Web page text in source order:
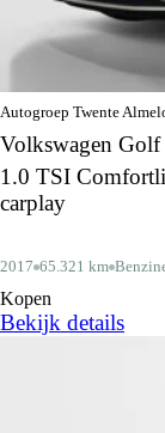
Autogroep Twente
Volkswagen Golf
1.0 TSI
carplay
2017 65.321 km
Kopen
Bekijk details